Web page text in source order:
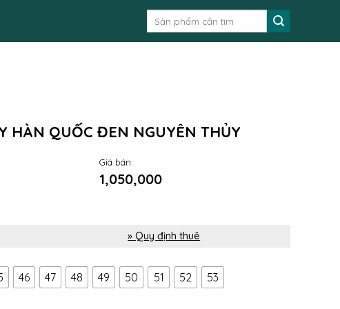
HÀN QUỐC ĐEN NGUYÊN THỦY
Giá bán:
1,050,000
» Quy định thuê
46 47 48 49 50 51 52 53